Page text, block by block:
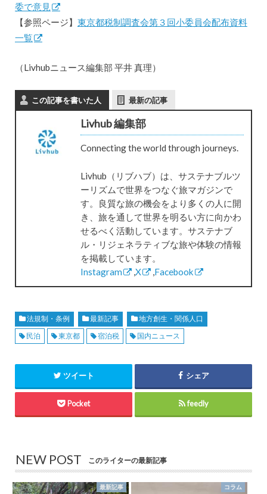
委で意見
【参照ページ】 東京都税制調査会第３回小委員会配布資料
一覧
（Livhubニュース編集部 平井 真理）
この記事を書いた人 最新の記事
Livhub 編集部
Connecting the world through journeys.
Livhub（リブハブ）は、サステナブルツ
ーリズムで世界をつなぐ旅マガジンで
す。良質な旅の機会をより多くの人に開
き、旅を通して世界を明るい方に向かわ
せるべく活動しています。サステナブ
ル・リジェネラティブな旅や体験の情報
を掲載しています。
Instagram
,X ,Facebook
法規制・条例 最新記事
地方創生・関係人口
民泊
東京都 宿泊税 国内ニュース
ツイート シェア
Pocket feedly
NEW POST このライターの最新記事
最新記事 コラム